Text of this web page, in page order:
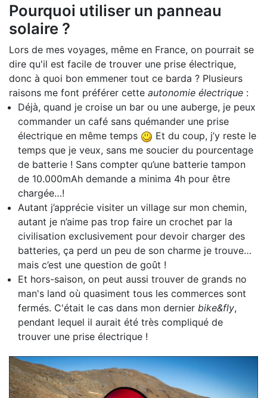
Pourquoi utiliser un panneau
solaire ?
Lors de mes voyages, même en France, on pourrait se
dire qu'il est facile de trouver une prise électrique,
donc à quoi bon emmener tout ce barda ? Plusieurs
raisons me font préférer cette autonomie électrique :
Déjà, quand je croise un bar ou une auberge, je peux
commander un café sans quémander une prise
électrique en même temps
Et du coup, j’y reste le
temps que je veux, sans me soucier du pourcentage
de batterie ! Sans compter qu’une batterie tampon
de 10.000mAh demande a minima 4h pour être
chargée…!
Autant j’apprécie visiter un village sur mon chemin,
autant je n’aime pas trop faire un crochet par la
civilisation exclusivement pour devoir charger des
batteries, ça perd un peu de son charme je trouve…
mais c’est une question de goût !
Et hors-saison, on peut aussi trouver de grands no
man's land où quasiment tous les commerces sont
fermés. C'était le cas dans mon dernier bike&fly,
pendant lequel il aurait été très compliqué de
trouver une prise électrique !